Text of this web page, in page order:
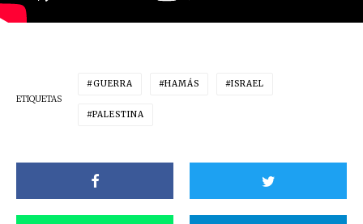
ETIQUETAS
GUERRA HAMÁS ISRAEL
PALESTINA